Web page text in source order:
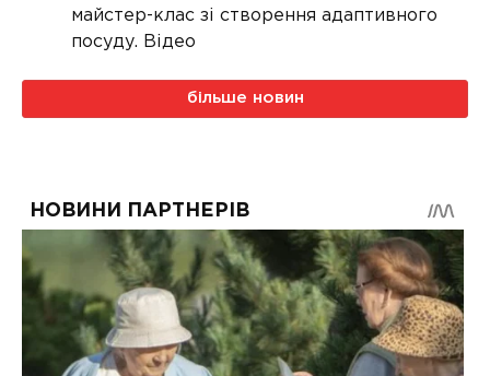
майстер-клас зі створення адаптивного
посуду. Відео
більше новин